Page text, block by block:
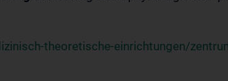
theoretische-einrichtungen/